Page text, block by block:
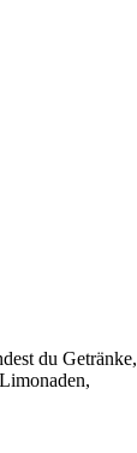
du Getränke,